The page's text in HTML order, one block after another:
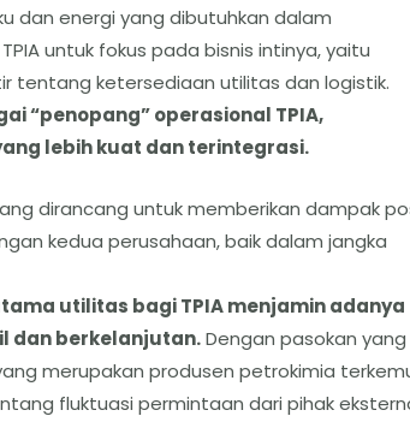
dan energi yang dibutuhkan dalam
untuk fokus pada bisnis intinya, yaitu
tentang ketersediaan utilitas dan logistik.
“penopang” operasional TPIA,
lebih kuat dan terintegrasi.
dirancang untuk memberikan dampak
kedua perusahaan, baik dalam jangka
utilitas bagi TPIA menjamin adanya
dan berkelanjutan.Dengan pasokan yang
merupakan produsen petrokimia
fluktuasi permintaan dari pihak